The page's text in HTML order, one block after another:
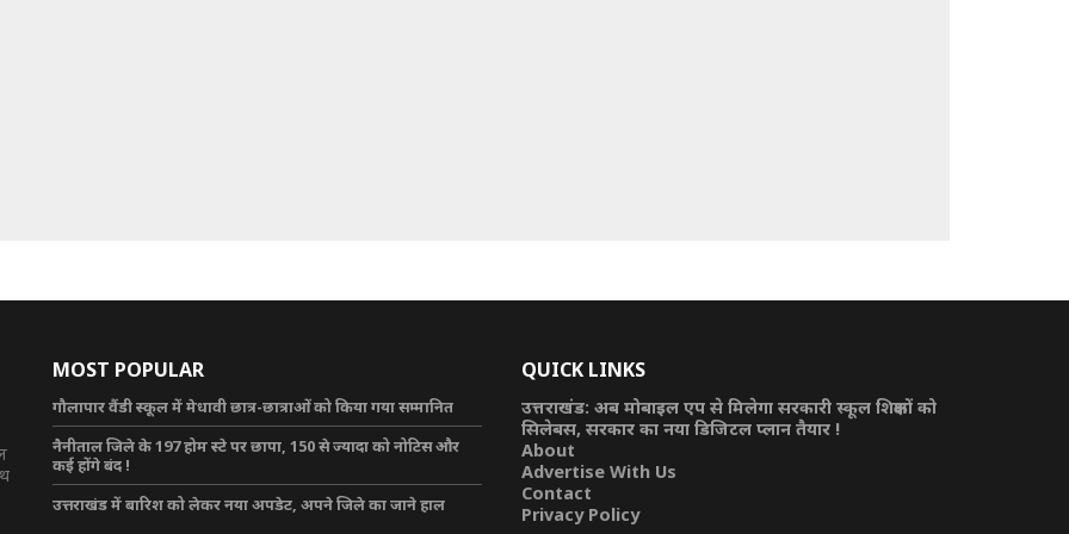
MOST POPULAR
गौलापार वैंडी स्कूल में मेधावी छात्र-छात्राओं को किया गया सम्मानित
नैनीताल जिले के 197 होम स्टे पर छापा, 150 से ज्यादा को नोटिस और
कई होंगे बंद !
उत्तराखंड में बारिश को लेकर नया अपडेट, अपने जिले का जाने हाल
QUICK LINKS
उत्तराखंड: अब मोबाइल एप से मिलेगा सरकारी स्कूल शिक्षकों को
सिलेबस, सरकार का नया डिजिटल प्लान तैयार !
About
Advertise With Us
Contact
Privacy Policy